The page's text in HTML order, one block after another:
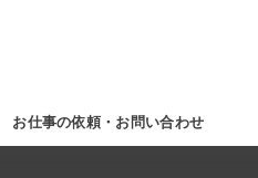
お仕事の依頼・お問い合わせ